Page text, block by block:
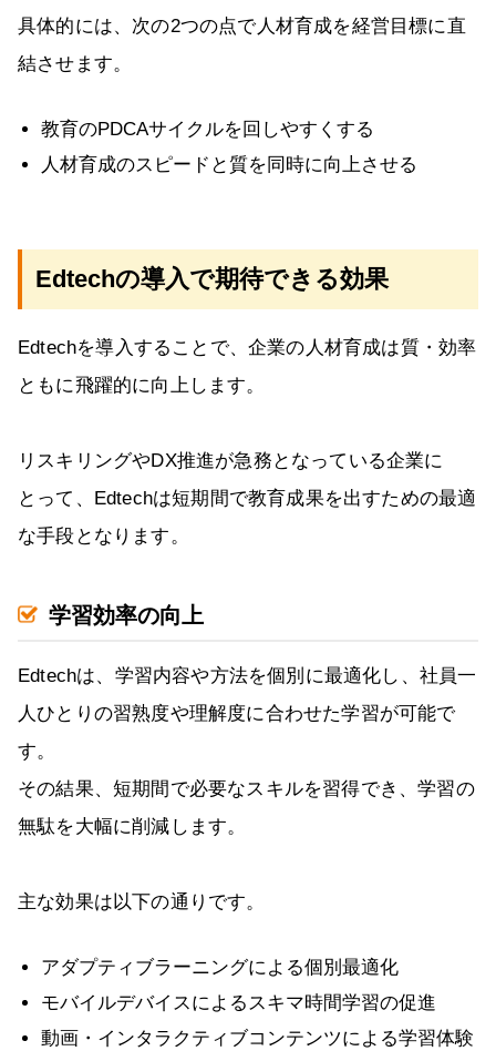
具体的には、次の2つの点で人材育成を経営目標に直
結させます。
教育のPDCAサイクルを回しやすくする
人材育成のスピードと質を同時に向上させる
Edtechの導入で期待できる効果
Edtechを導入することで、企業の人材育成は質・効率
ともに飛躍的に向上します。
リスキリングやDX推進が急務となっている企業に
とって、Edtechは短期間で教育成果を出すための最適
な手段となります。
学習効率の向上
Edtechは、学習内容や方法を個別に最適化し、社員一
人ひとりの習熟度や理解度に合わせた学習が可能で
す。
その結果、短期間で必要なスキルを習得でき、学習の
無駄を大幅に削減します。
主な効果は以下の通りです。
アダプティブラーニングによる個別最適化
モバイルデバイスによるスキマ時間学習の促進
動画・インタラクティブコンテンツによる学習体験